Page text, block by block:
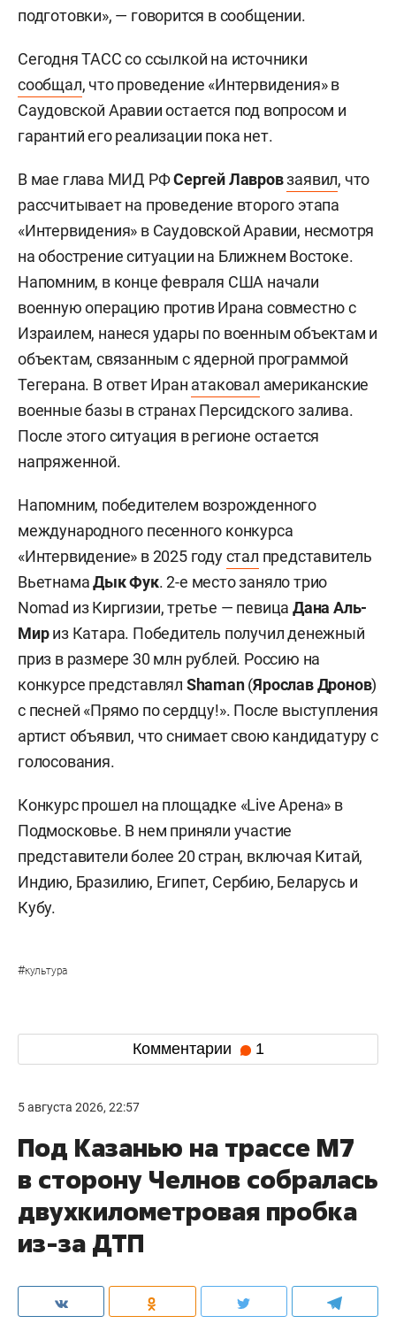
подготовки», — говорится в сообщении.
Сегодня ТАСС со ссылкой на источники
сообщал, что проведение «Интервидения» в
Саудовской Аравии остается под вопросом и
гарантий его реализации пока нет.
В мае глава МИД РФСергей Лавровзаявил, что
рассчитывает на проведение второго этапа
«Интервидения» в Саудовской Аравии, несмотря
на обострение ситуации на Ближнем Востоке.
Напомним, в конце февраля США начали
военную операцию против Ирана совместно с
Израилем, нанеся удары по военным объектам и
объектам, связанным с ядерной программой
Тегерана. В ответ Иран атаковал американские
военные базы в странах Персидского залива.
После этого ситуация в регионе остается
напряженной.
Напомним, победителем возрожденного
международного песенного конкурса
«Интервидение» в 2025 годустал представитель
ВьетнамаДык Фук. 2-е место заняло трио
Nomad из Киргизии, третье — певица Дана Аль-
Мириз Катара. Победитель получил денежный
приз в размере 30 млн рублей. Россию на
конкурсе представлял Shaman(Ярослав Дронов)
с песней «Прямо по сердцу!». После выступления
артист объявил, что снимает свою кандидатуру с
голосования.
Конкурс прошел на площадке «Live Арена» в
Подмосковье. В нем приняли участие
представители более 20 стран, включая Китай,
Индию, Бразилию, Египет, Сербию, Беларусь и
Кубу.
#культура
Комментарии 1
5 августа 2026, 22:57
Под Казанью на трассе М7
в сторону Челнов собралась
двухкилометровая пробка
из-за ДТП